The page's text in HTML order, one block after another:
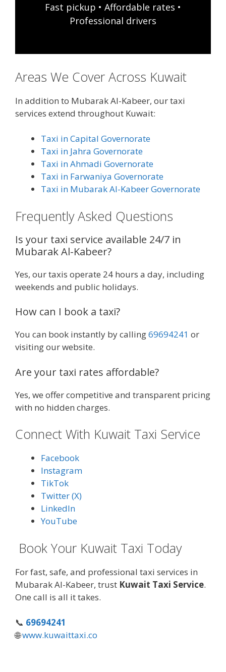
Fast pickup • Affordable rates •
Professional drivers
Areas We Cover Across Kuwait
In addition to Mubarak Al-Kabeer, our taxi
services extend throughout Kuwait:
Taxi in Capital Governorate
Taxi in Jahra Governorate
Taxi in Ahmadi Governorate
Taxi in Farwaniya Governorate
Taxi in Mubarak Al-Kabeer Governorate
Frequently Asked Questions
Is your taxi service available 24/7 in
Mubarak Al-Kabeer?
Yes, our taxis operate 24 hours a day, including
weekends and public holidays.
How can I book a taxi?
You can book instantly by calling69694241 or
visiting our website.
Are your taxi rates affordable?
Yes, we offer competitive and transparent pricing
with no hidden charges.
Connect With Kuwait Taxi Service
Facebook
Instagram
TikTok
Twitter (X)
LinkedIn
YouTube
Book Your Kuwait Taxi Today
For fast, safe, and professional taxi services in
Mubarak Al-Kabeer, trust Kuwait Taxi Service.
One call is all it takes.
📞 69694241
🌐www.kuwaittaxi.co